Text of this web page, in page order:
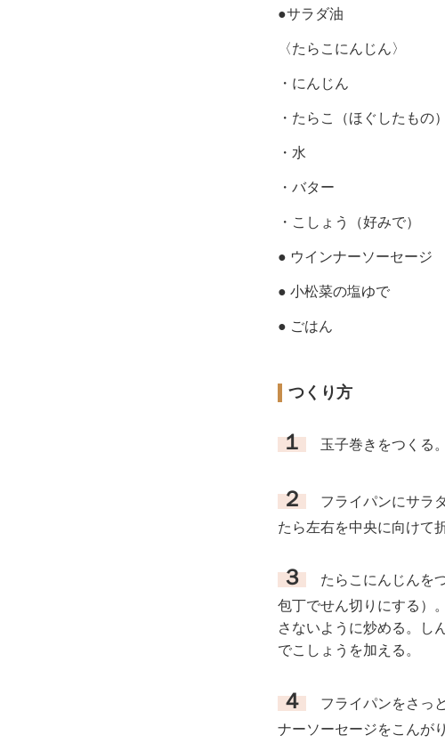
●サラダ油
〈たらこにんじん〉
・にんじん
・たらこ（ほぐしたもの）
・水
・バター
・こしょう（好みで）
● ウインナーソーセージ
● 小松菜の塩ゆで
● ごはん
つくり方
１ 玉子巻きをつくる
２ フライパンにサラ
たら左右を中央に向けて
３
たらこにんじんを
包丁でせん切りにする）
さないように炒める。し
でこしょうを加える。
４
フライパンをさっ
ナーソーセージをこんが